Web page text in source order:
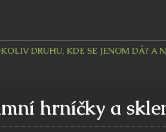
DRUHU, KDE SE JENOM DÁ? A
hrníčky a